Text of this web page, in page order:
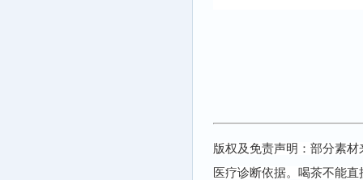
版权及免责声明：部分素
医疗诊断依据。喝茶不能